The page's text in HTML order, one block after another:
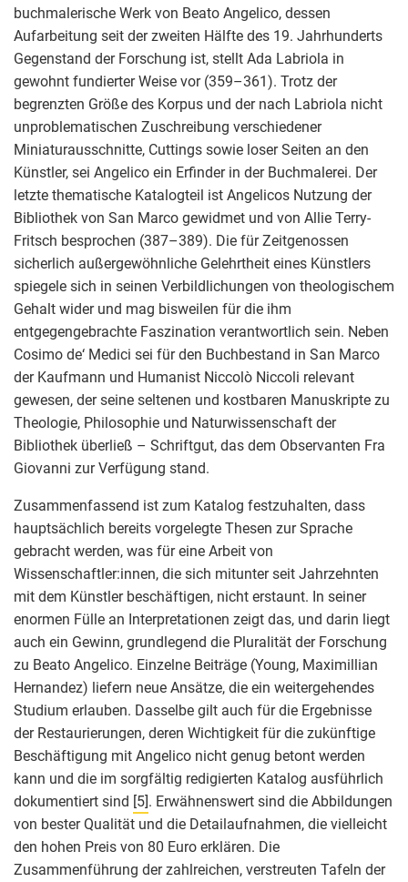
buchmalerische Werk von Beato Angelico, dessen
Aufarbeitung seit der zweiten Hälfte des 19. Jahrhunderts
Gegenstand der Forschung ist, stellt Ada Labriola in
gewohnt fundierter Weise vor (359–361). Trotz der
begrenzten Größe des Korpus und der nach Labriola nicht
unproblematischen Zuschreibung verschiedener
Miniaturausschnitte, Cuttings sowie loser Seiten an den
Künstler, sei Angelico ein Erfinder in der Buchmalerei. Der
letzte thematische Katalogteil ist Angelicos Nutzung der
Bibliothek von San Marco gewidmet und von Allie Terry-
Fritsch besprochen (387–389). Die für Zeitgenossen
sicherlich außergewöhnliche Gelehrtheit eines Künstlers
spiegele sich in seinen Verbildlichungen von theologischem
Gehalt wider und mag bisweilen für die ihm
entgegengebrachte Faszination verantwortlich sein. Neben
Cosimo de‘ Medici sei für den Buchbestand in San Marco
der Kaufmann und Humanist Niccolò Niccoli relevant
gewesen, der seine seltenen und kostbaren Manuskripte zu
Theologie, Philosophie und Naturwissenschaft der
Bibliothek überließ – Schriftgut, das dem Observanten Fra
Giovanni zur Verfügung stand.
Zusammenfassend ist zum Katalog festzuhalten, dass
hauptsächlich bereits vorgelegte Thesen zur Sprache
gebracht werden, was für eine Arbeit von
Wissenschaftler:innen, die sich mitunter seit Jahrzehnten
mit dem Künstler beschäftigen, nicht erstaunt. In seiner
enormen Fülle an Interpretationen zeigt das, und darin liegt
auch ein Gewinn, grundlegend die Pluralität der Forschung
zu Beato Angelico. Einzelne Beiträge (Young, Maximillian
Hernandez) liefern neue Ansätze, die ein weitergehendes
Studium erlauben. Dasselbe gilt auch für die Ergebnisse
der Restaurierungen, deren Wichtigkeit für die zukünftige
Beschäftigung mit Angelico nicht genug betont werden
kann und die im sorgfältig redigierten Katalog ausführlich
dokumentiert sind [5]. Erwähnenswert sind die Abbildungen
von bester Qualität und die Detailaufnahmen, die vielleicht
den hohen Preis von 80 Euro erklären. Die
Zusammenführung der zahlreichen, verstreuten Tafeln der